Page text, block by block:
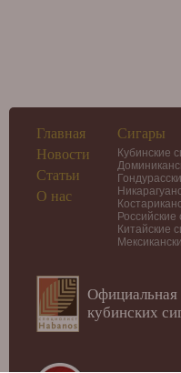
Главная
Новости
Статьи
О нас
Сигары
Кубинские
Российские
Китайские
Официальная
кубинских